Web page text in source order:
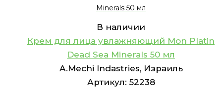
Minerals 50 мл
В наличии
Крем для лица увлажняющий Mon Platin
Dead Sea Minerals 50 мл
A.Mechi Indastries, Израиль
Артикул: 52238